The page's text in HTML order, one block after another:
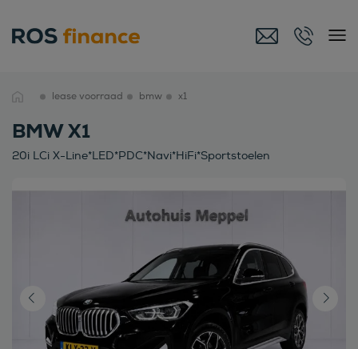
lease voorraad bmw x1
BMW X1
20i LCi X-Line*LED*PDC*Navi*HiFi*Sportstoelen